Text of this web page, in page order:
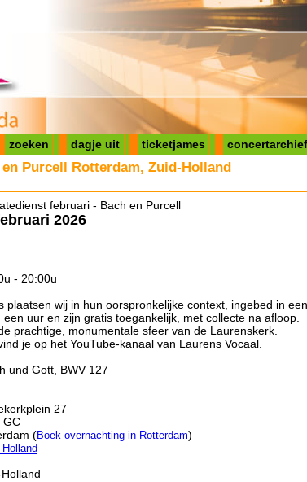
zoeken dagje uit ticketjames concertarchief
Purcell Rotterdam, Zuid-Holland
februari - Bach en Purcell
2026
- 20:00u
plaatsen wij in hun oorspronkelijke context, ingebed in een
uur en zijn gratis toegankelijk, met collecte na afloop.
prachtige, monumentale sfeer van de Laurenskerk.
je op het YouTube-kanaal van Laurens Vocaal.
und Gott, BWV 127
27
GC
(Boek overnachting in Rotterdam)